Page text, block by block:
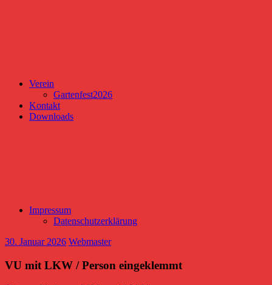
Verein
Gartenfest2026
Kontakt
Downloads
Impressum
Datenschutzerklärung
30. Januar 2026 Webmaster
VU mit LKW / Person eingeklemmt